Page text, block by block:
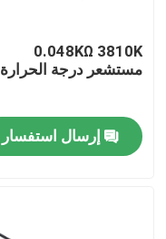
منتجات
0.048KΩ 3810K
مستشعر درجة الحرارة
إرسال استفسار